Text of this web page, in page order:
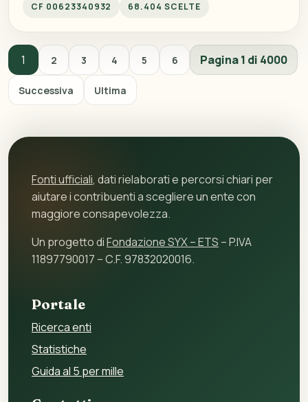
CF 00623340932 68.404 SCELTE
1 2 3 4 5 6 Pagina 1 di 4000
Successiva Ultima
Fonti ufficiali, dati rielaborati e percorsi chiari per
aiutare i contribuenti a scegliere un ente con
maggiore consapevolezza.
Un progetto diFondazione SYX – ETS – P.IVA
11897790017 – C.F. 97832020016.
Portale
Ricerca enti
Statistiche
Guida al 5 per mille